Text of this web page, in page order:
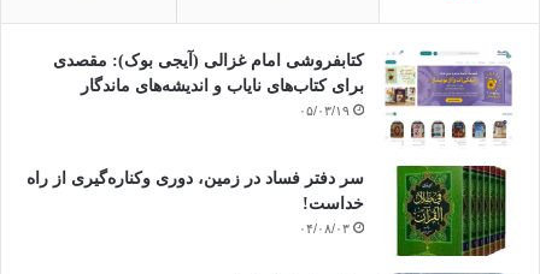
کتابفروشی امام غزالی (آیجی بوک): مقصدی
برای کتاب‌های نایاب و اندیشه‌های ماندگار
۰۵/۰۳/۱۹
سر دفتر فساد در زمین‌، دوری وکناره‌گیری از راه
خداست‌!
۰۴/۰۸/۰۳